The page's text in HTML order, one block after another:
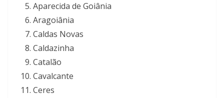
Aparecida de Goiânia
Aragoiânia
Caldas Novas
Caldazinha
Catalão
Cavalcante
Ceres